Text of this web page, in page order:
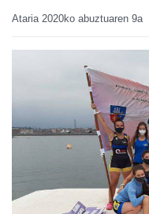
Ataria 2020ko abuztuaren 9a